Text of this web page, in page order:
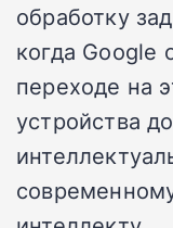
обработку
когда Google
переходе на
устройства